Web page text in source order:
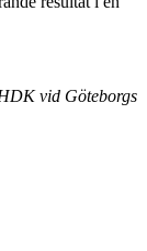
vid Göteborgs